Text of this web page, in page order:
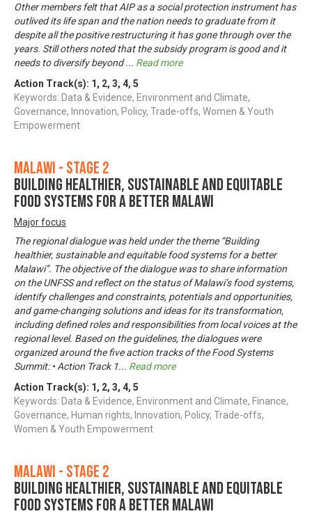
Other members felt that AIP as a social protection instrument has
outlived its life span and the nation needs to graduate from it
despite all the positive restructuring it has gone through over the
years. Still others noted that the subsidy program is good and it
needs to diversify beyond... Read more
Action Track(s): 1 , 2, 3, 4, 5
Keywords: Data & Evidence, Environment and Climate,
Governance, Innovation, Policy, Trade-offs, Women & Youth
Empowerment
Malawi - Stage 2
Building Healthier, Sustainable and Equitable
Food Systems for a Better Malawi
Major focus
The regional dialogue was held under the theme “Building
healthier, sustainable and equitable food systems for a better
Malawi”. The objective of the dialogue was to share information
on the UNFSS and reflect on the status of Malawi’s food systems,
identify challenges and constraints, potentials and opportunities,
and game-changing solutions and ideas for its transformation,
including defined roles and responsibilities from local voices at the
regional level. Based on the guidelines, the dialogues were
organized around the five action tracks of the Food Systems
Summit: • Action Track 1... Read more
Action Track(s): 1 , 2, 3, 4, 5
Keywords: Data & Evidence, Environment and Climate, Finance,
Governance, Human rights, Innovation, Policy, Trade-offs,
Women & Youth Empowerment
Malawi - Stage 2
Building Healthier, Sustainable and Equitable
Food Systems for a Better Malawi